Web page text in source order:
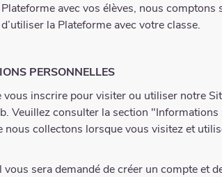
avec vos élèves, nous
la Plateforme avec votre classe.
PERSONNELLES
vous inscrire pour visiter ou utiliser notre
Veuillez consulter la section
collectons lorsque vous visitez et
sera demandé de créer un compte et